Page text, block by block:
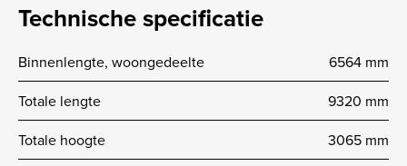
Technische specificatie
Binnenlengte, woongedeelte
6564 mm
Totale lengte
9320 mm
Totale hoogte
3065 mm